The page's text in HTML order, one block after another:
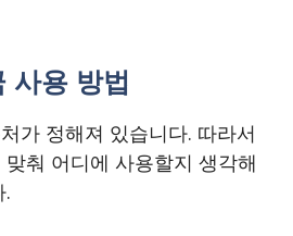
사용 방법
가 정해져 있습니다. 따라서
춰 어디에 사용할지 생각해
.